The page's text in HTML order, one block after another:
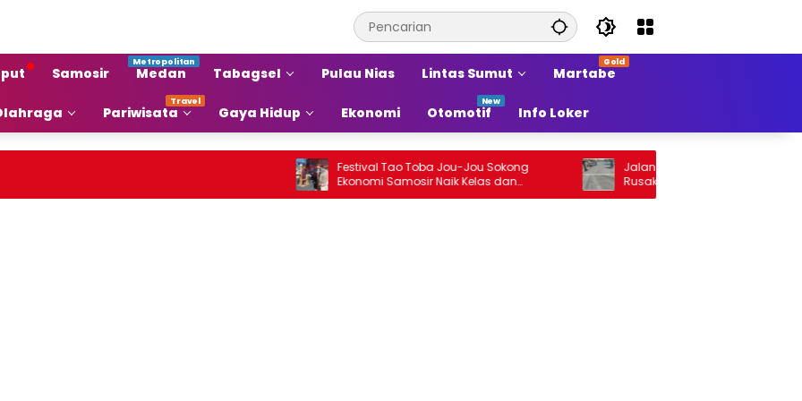
Samosir Medan Tabagsel Pulau Nias Lintas Sumut Martabe
Pariwisata Gaya Hidup Ekonomi Otomotif Info Loker
Festival Tao Toba Jou-Jou Sokong
Ekonomi Samosir Naik Kelas dan
Pariwisata Menjadi Sumber Pertumbuhan
Jalan Arteri Stabat–Pangkalan Brandan
Rusak, Pengendara Terancam Celaka